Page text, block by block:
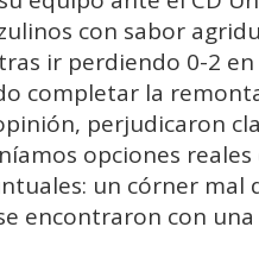
con sabor
ir perdiendo 0-2
completar la
perjudicaron
opciones
un córner
encontraron con